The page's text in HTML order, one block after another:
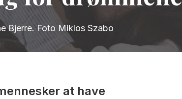
Bjerre. Foto Miklos Szabo
at have